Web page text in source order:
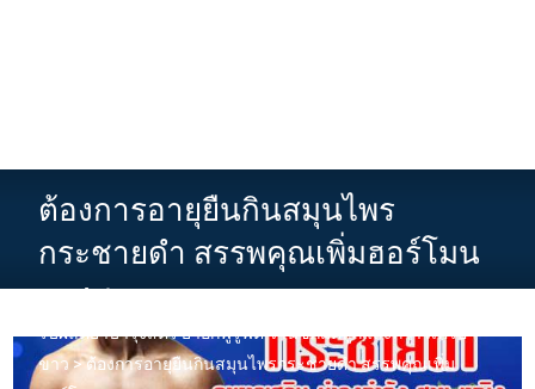
ต้องการอายุยืนกินสมุนไพร
กระชายดำ สรรพคุณเพิ่มฮอร์โมน
เพศชาย
รับผลิตยาบำรุงสตรี ยาอกฟูรูฟิต ว่านชักมดลูกและกวาวเครือ
ขาว >ต้องการอายุยืนกินสมุนไพรกระชายดำ สรรพคุณเพิ่ม